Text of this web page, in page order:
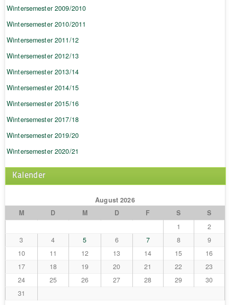
Wintersemester 2009/2010
Wintersemester 2010/2011
Wintersemester 2011/12
Wintersemester 2012/13
Wintersemester 2013/14
Wintersemester 2014/15
Wintersemester 2015/16
Wintersemester 2017/18
Wintersemester 2019/20
Wintersemester 2020/21
Kalender
August 2026
M
D M D F S
S
1
2
3
4 5 6 7 8
9
10
11 12 13 14 15
16
17
18 19 20 21 22
23
24
25 26 27 28 29
30
31